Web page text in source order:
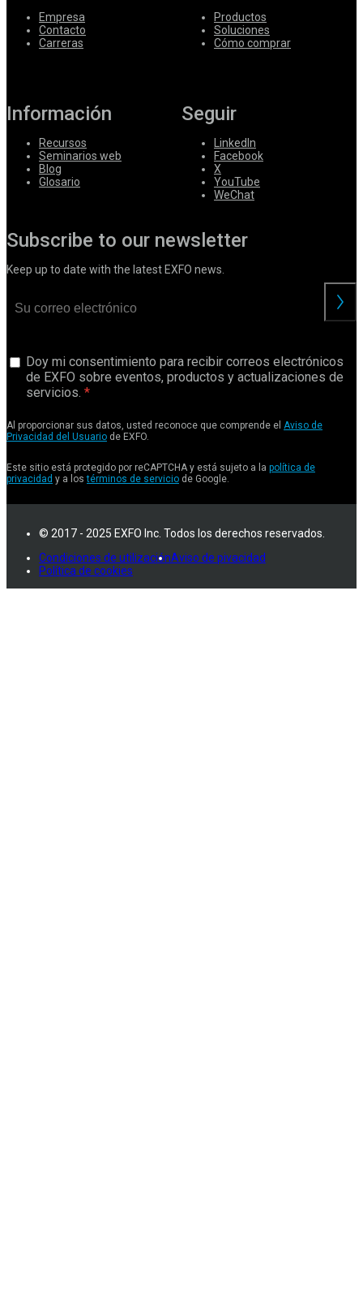
Empresa
Contacto
Carreras
Productos
Soluciones
Cómo comprar
Información
Recursos
Seminarios web
Blog
Glosario
Seguir
LinkedIn
Facebook
X
YouTube
WeChat
Subscribe to our newsletter
Keep up to date with the latest EXFO news.
Doy mi consentimiento para recibir correos electrónicos
de EXFO sobre eventos, productos y actualizaciones de
servicios.
Al proporcionar sus datos, usted reconoce que comprende el Aviso de
Privacidad del Usuario de EXFO.
Este sitio está protegido por reCAPTCHA y está sujeto a la política de
privacidad y a lostérminos de servicio de Google.
© 2017 - 2025 EXFO Inc. Todos los derechos reservados.
Condiciones de utilizaciónAviso de pivacidad
Política de cookies